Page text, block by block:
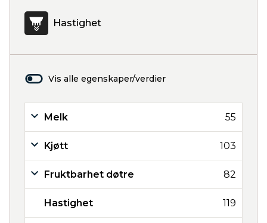
Hastighet
Vis alle egenskaper/verdier
Melk 55
Kjøtt 103
Fruktbarhet døtre 82
Hastighet 119